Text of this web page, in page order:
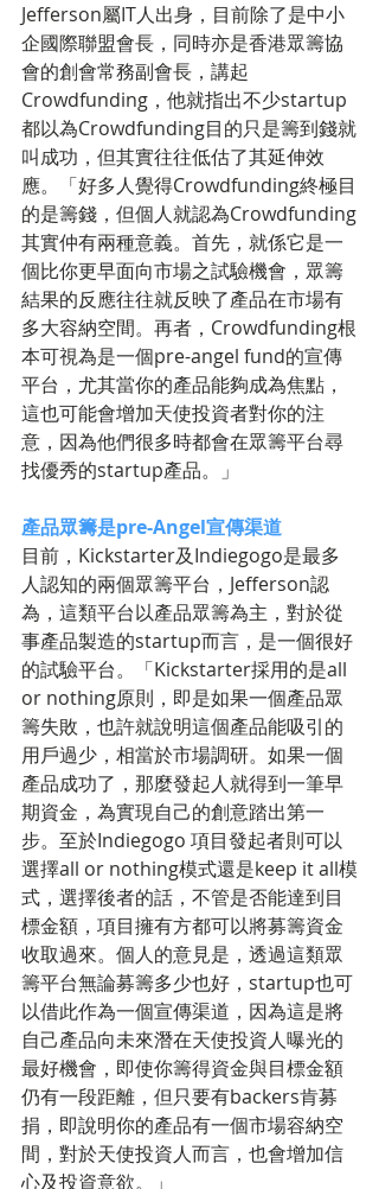
Jefferson屬IT人出身，目前除了是中小
企國際聯盟會長，同時亦是香港眾籌協
會的創會常務副會長，講起
Crowdfunding，他就指出不少startup
都以為Crowdfunding目的只是籌到錢就
叫成功，但其實往往低估了其延伸效
應。「好多人覺得Crowdfunding終極目
的是籌錢，但個人就認為Crowdfunding
其實仲有兩種意義。首先，就係它是一
個比你更早面向市場之試驗機會，眾籌
結果的反應往往就反映了產品在市場有
多大容納空間。再者，Crowdfunding根
本可視為是一個pre-angel fund的宣傳
平台，尤其當你的產品能夠成為焦點，
這也可能會增加天使投資者對你的注
意，因為他們很多時都會在眾籌平台尋
找優秀的startup產品。」
產品眾籌是pre-Angel宣傳渠道
目前，Kickstarter及Indiegogo是最多
人認知的兩個眾籌平台，Jefferson認
為，這類平台以產品眾籌為主，對於從
事產品製造的startup而言，是一個很好
的試驗平台。「Kickstarter採用的是all
or nothing原則，即是如果一個產品眾
籌失敗，也許就說明這個產品能吸引的
用戶過少，相當於市場調研。如果一個
產品成功了，那麼發起人就得到一筆早
期資金，為實現自己的創意踏出第一
步。至於Indiegogo 項目發起者則可以
選擇all or nothing模式還是keep it all模
式，選擇後者的話，不管是否能達到目
標金額，項目擁有方都可以將募籌資金
收取過來。個人的意見是，透過這類眾
籌平台無論募籌多少也好，startup也可
以借此作為一個宣傳渠道，因為這是將
自己產品向未來潛在天使投資人曝光的
最好機會，即使你籌得資金與目標金額
仍有一段距離，但只要有backers肯募
捐，即說明你的產品有一個市場容納空
間，對於天使投資人而言，也會增加信
心及投資意欲。」